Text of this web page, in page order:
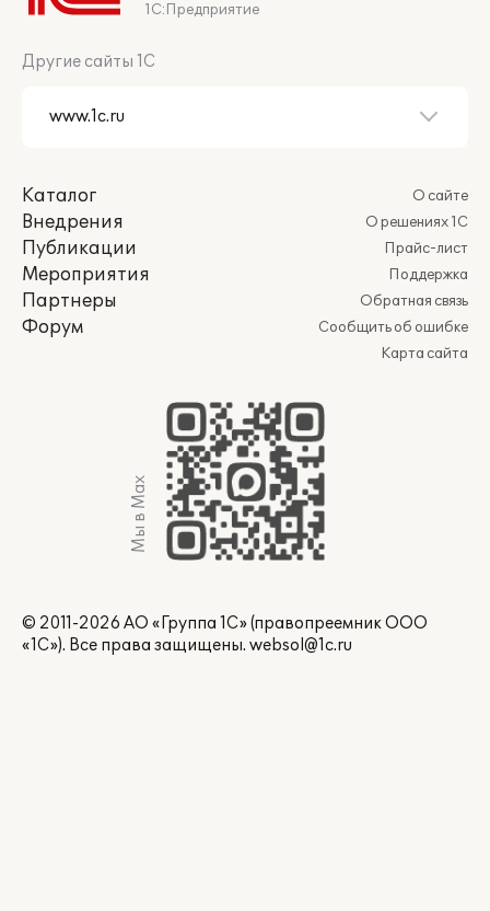
1С:Предприятие
Другие сайты 1С
Каталог
Внедрения
Публикации
Мероприятия
Партнеры
Форум
О сайте
О решениях 1С
Прайс-лист
Поддержка
Обратная связь
Сообщить об ошибке
Карта сайта
Мы в Max
© 2011-2026 АО «Группа 1С» (правопреемник ООО
«1С»). Все права защищены. websol@1c.ru